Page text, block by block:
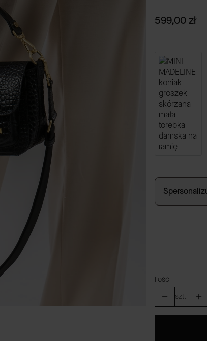
Cena
599,00 zł
Ilość
szt.